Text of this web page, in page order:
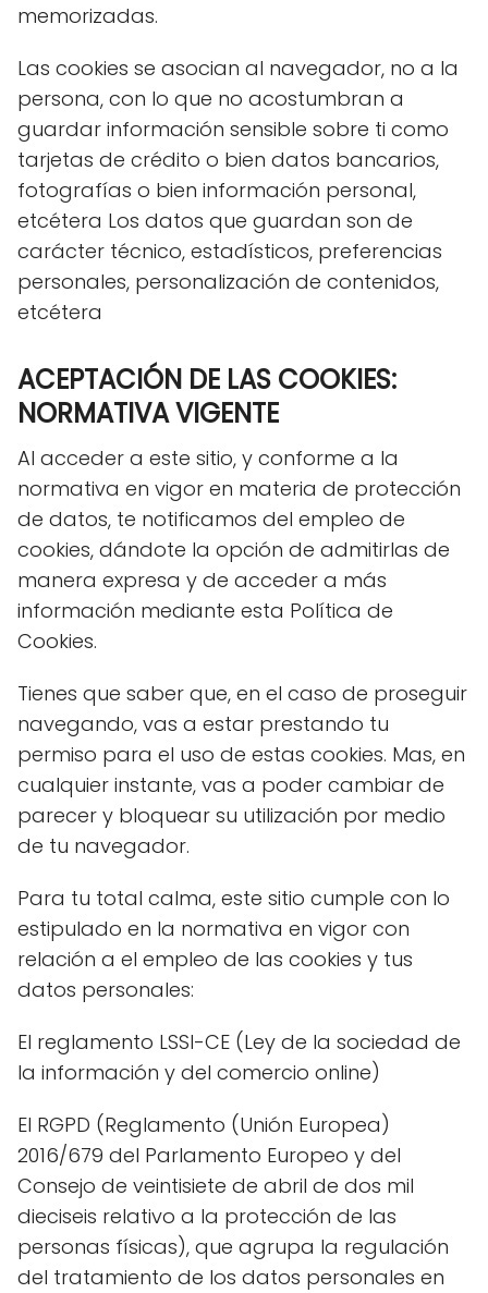
memorizadas.
Las cookies se asocian al navegador, no a la
persona, con lo que no acostumbran a
guardar información sensible sobre ti como
tarjetas de crédito o bien datos bancarios,
fotografías o bien información personal,
etcétera Los datos que guardan son de
carácter técnico, estadísticos, preferencias
personales, personalización de contenidos,
etcétera
ACEPTACIÓN DE LAS COOKIES:
NORMATIVA VIGENTE
Al acceder a este sitio, y conforme a la
normativa en vigor en materia de protección
de datos, te notificamos del empleo de
cookies, dándote la opción de admitirlas de
manera expresa y de acceder a más
información mediante esta Política de
Cookies.
Tienes que saber que, en el caso de proseguir
navegando, vas a estar prestando tu
permiso para el uso de estas cookies. Mas, en
cualquier instante, vas a poder cambiar de
parecer y bloquear su utilización por medio
de tu navegador.
Para tu total calma, este sitio cumple con lo
estipulado en la normativa en vigor con
relación a el empleo de las cookies y tus
datos personales:
El reglamento LSSI-CE (Ley de la sociedad de
la información y del comercio online)
El RGPD (Reglamento (Unión Europea)
2016/679 del Parlamento Europeo y del
Consejo de veintisiete de abril de dos mil
dieciseis relativo a la protección de las
personas físicas), que agrupa la regulación
del tratamiento de los datos personales en